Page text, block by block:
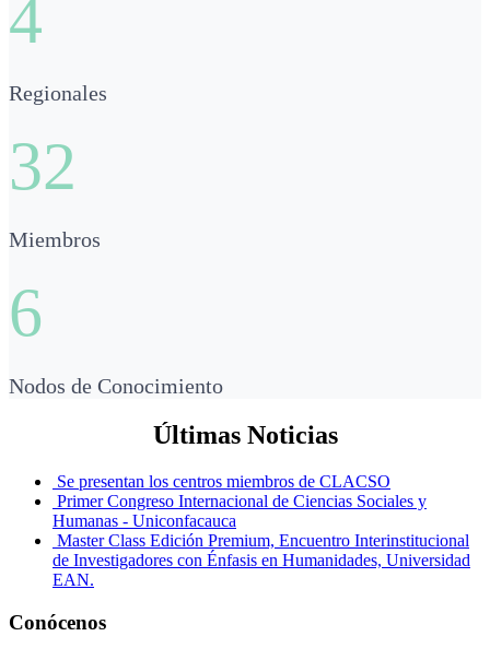
4
Regionales
32
Miembros
6
Nodos de Conocimiento
Últimas Noticias
Se presentan los centros miembros de CLACSO
Primer Congreso Internacional de Ciencias Sociales y
Humanas - Uniconfacauca
Master Class Edición Premium, Encuentro Interinstitucional
de Investigadores con Énfasis en Humanidades, Universidad
EAN.
Conócenos